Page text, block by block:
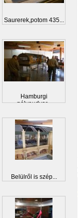
Saurerek,potom 435...
Hamburgi
pályaudvar...
Belülről is szép...